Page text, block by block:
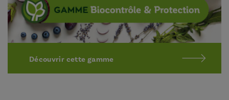
Découvrir cette gamme